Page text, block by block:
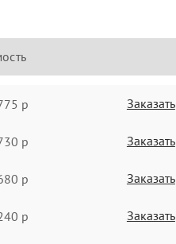
р Заказать
р Заказать
р Заказать
р Заказать